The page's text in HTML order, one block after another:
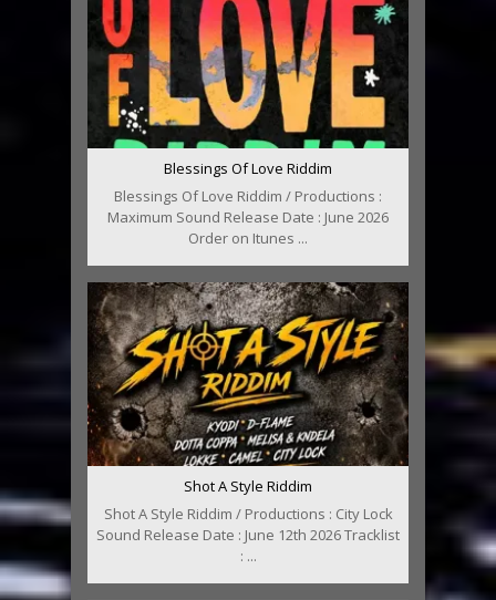
Blessings Of Love Riddim
Blessings Of Love Riddim / Productions :
Maximum Sound Release Date : June 2026
Order on Itunes ...
Shot A Style Riddim
Shot A Style Riddim / Productions : City Lock
Sound Release Date : June 12th 2026 Tracklist
: ...